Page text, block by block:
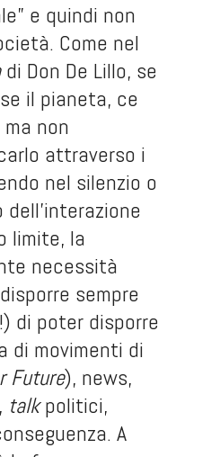
e quindi non
Come nel
di Don De Lillo, se
il pianeta, ce
non
attraverso i
nel silenzio o
limite, la
necessità
sempre
di poter disporre
di movimenti di
Future), news,
talkpolitici,
A